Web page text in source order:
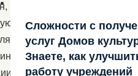
Сложности с
услуг Домов
Знаете, как
работу учреждений